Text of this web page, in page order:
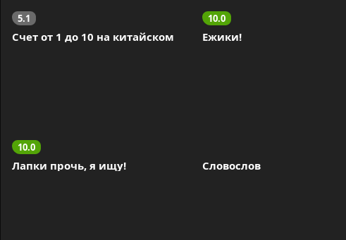
5.1
Счет от 1 до 10 на китайском
10.0
Ежики!
10.0
Лапки прочь, я ищу! Словослов